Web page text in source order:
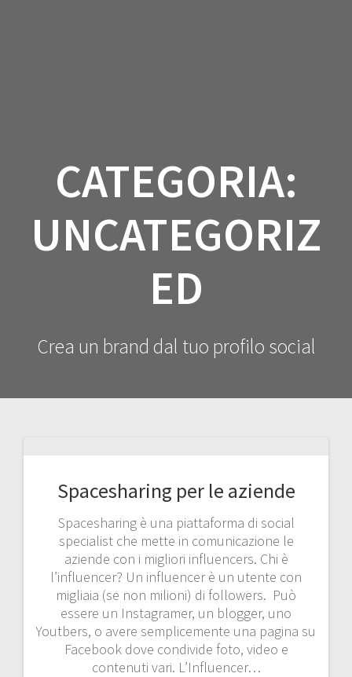
CATEGORIA:
UNCATEGORIZ
ED
Crea un brand dal tuo profilo social
Spacesharing per le aziende
Spacesharing è una piattaforma di social
specialist che mette in comunicazione le
aziende con i migliori influencers. Chi è
l’influencer? Un influencer è un utente con
migliaia (se non milioni) di followers. Può
essere un Instagramer, un blogger, uno
Youtbers, o avere semplicemente una pagina su
Facebook dove condivide foto, video e
contenuti vari. L’Influencer…